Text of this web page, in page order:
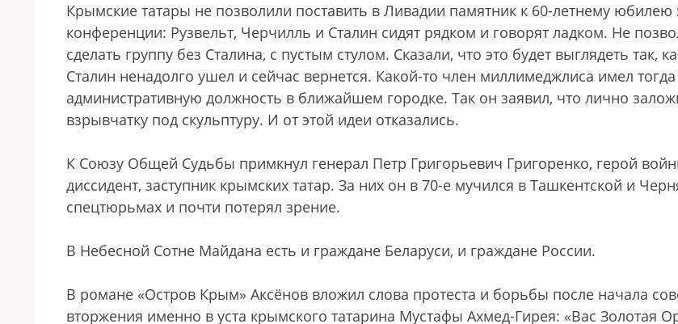
Крымские татары не позволили поставить в Ливадии памятник к 60-летнему юбилею
конференции: Рузвельт, Черчилль и Сталин сидят рядком и говорят ладком. Не
сделать группу без Сталина, с пустым стулом. Сказали, что это будет выглядеть так,
Сталин ненадолго ушел и сейчас вернется. Какой-то член миллимеджлиса имел тогда
административную должность в ближайшем городке. Так он заявил, что лично
взрывчатку под скульптуру. И от этой идеи отказались.
К Союзу Общей Судьбы примкнул генерал Петр Григорьевич Григоренко, герой
диссидент, заступник крымских татар. За них он в 70-е мучился в Ташкентской и
спецтюрьмах и почти потерял зрение.
В Небесной Сотне Майдана есть и граждане Беларуси, и граждане России.
В романе «Остров Крым» Аксёнов вложил слова протеста и борьбы после начала
вторжения именно в уста крымского татарина Мустафы Ахмед-Гирея: «Вас Золотая